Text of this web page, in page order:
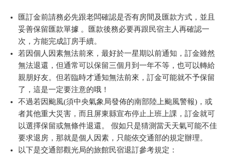
匯訂金前請務必先跟老闆確認是否有房間及匯款方式，並且
妥善保留匯款單據 。匯款後務必要再跟民宿主人再確認一
次，方能完成訂房手續。
若因個人因素無法前來，最好於一星期以前通知，訂金雖然
無法退還，但通常可以保留三個月到一年不等，也可以轉給
親朋好友。但若臨時才通知無法前來，訂金可能就不予保留
了，這是一定要注意的哦！
不過若因颱風(須中央氣象局發佈的南部陸上颱風警報)，或
者其他重大災害，而且屏東縣宣布停止上班上課，訂金就可
以選擇保留或無條件退還。 假如只是猜測當天天氣可能不佳
要求退房，那就是個人因素，只能依交通部的規定辦理。
以下是交通部觀光局的旅館民宿退訂參考規定：